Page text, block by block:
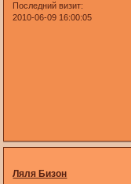
Последний визит:
2010-06-09 16:00:05
Ляля Бизон